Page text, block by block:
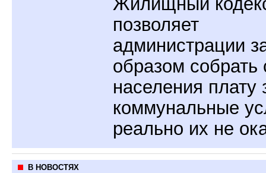
позволяет
администрации
образом собрать
населения плату
коммунальные
реально их не
В НОВОСТЯХ